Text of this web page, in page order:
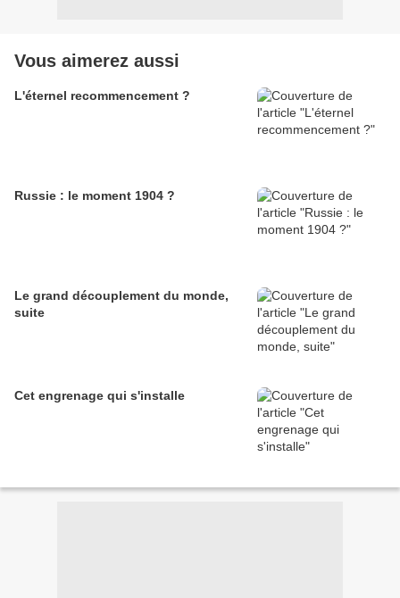
Vous aimerez aussi
L'éternel recommencement ?
Russie : le moment 1904 ?
Le grand découplement du monde,
suite
Cet engrenage qui s'installe